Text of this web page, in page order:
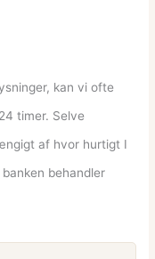
kan vi ofte
timer. Selve
af hvor hurtigt I
behandler